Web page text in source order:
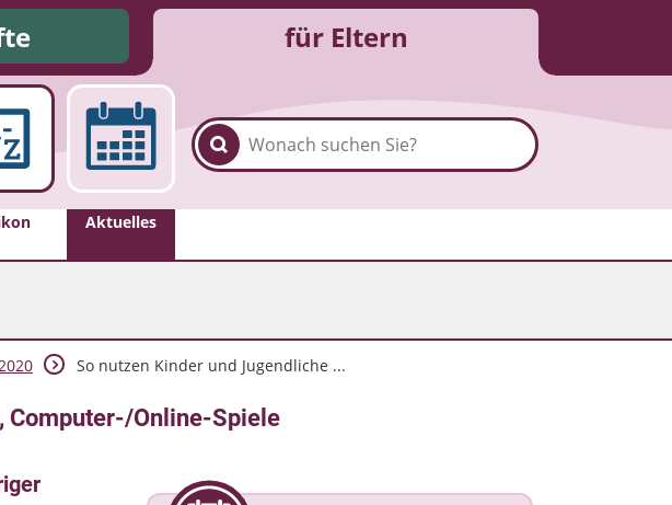
für Eltern
Aktuelles
So nutzen Kinder und Jugendliche ...
Computer-/Online-Spiele